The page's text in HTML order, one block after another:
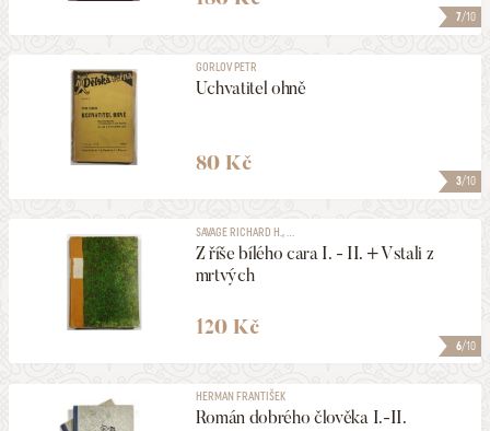
7/10
3/10
GORLOV PETR
Uchvatitel ohně
80 Kč
6/10
SAVAGE RICHARD H., ...
Z říše bílého cara I. - II. + Vstali z
mrtvých
120 Kč
HERMAN FRANTIŠEK
Román dobrého člověka I.-II.